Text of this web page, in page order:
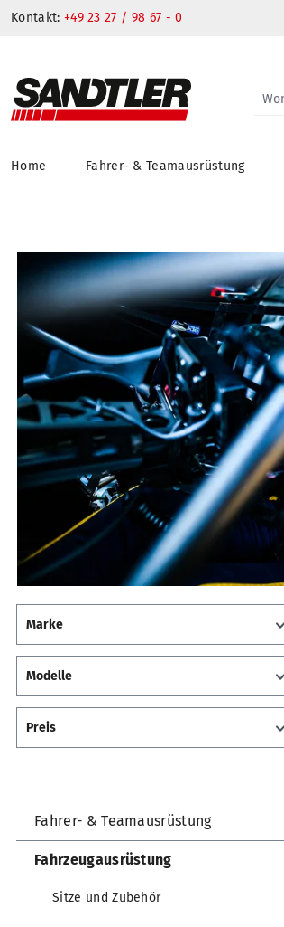
Kontakt: +49 23 27 / 98 67 - 0
Home Fahrer- & Teamausrüstung
Fahrer- & Teamausrüstung
Fahrzeugausrüstung
Sitze und Zubehör
Marke
Modelle
Preis